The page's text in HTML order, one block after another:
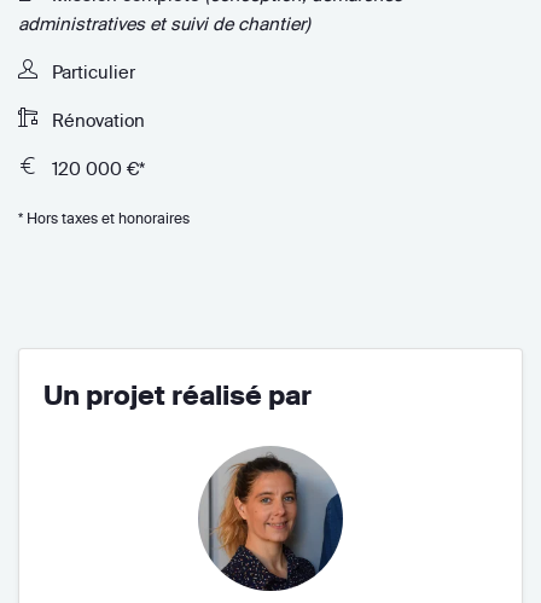
administratives et suivi de chantier)
Particulier
Rénovation
120 000 €*
* Hors taxes et honoraires
Un projet réalisé par